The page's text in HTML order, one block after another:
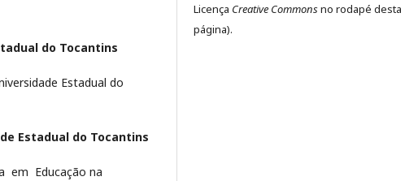
do Tocantins
Estadual do
Estadual do Tocantins
em Educação na
Licença Creative Commonsno rodapé desta
página).